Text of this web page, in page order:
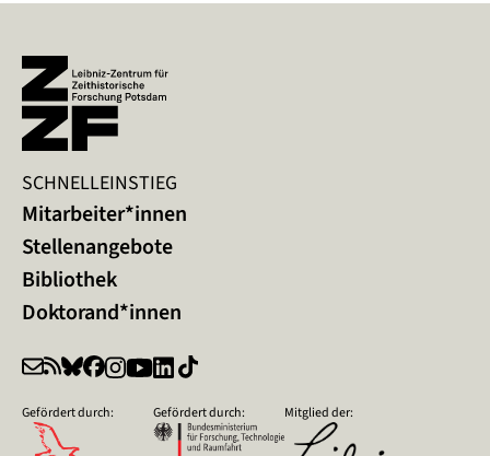
SCHNELLEINSTIEG
Mitarbeiter*innen
Stellenangebote
Bibliothek
Doktorand*innen
Gefördert durch: Gefördert durch: Mitglied der: